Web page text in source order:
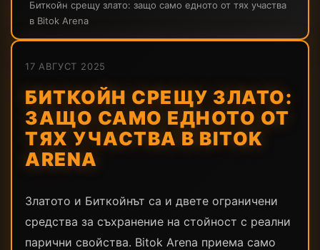
Биткойн срещу злато: защо само едното от тях участва
в Bitok Arena
17 АВГУСТ 2025
БИТКОЙН СРЕЩУ ЗЛАТО:
ЗАЩО САМО ЕДНОТО ОТ
ТЯХ УЧАСТВА В BITOK
ARENA
Златото и Биткойнът са и двете ограничени
средства за съхранение на стойност с реални
парични свойства. Bitok Arena приема само